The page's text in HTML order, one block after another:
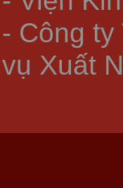
- Công
vụ Xuất